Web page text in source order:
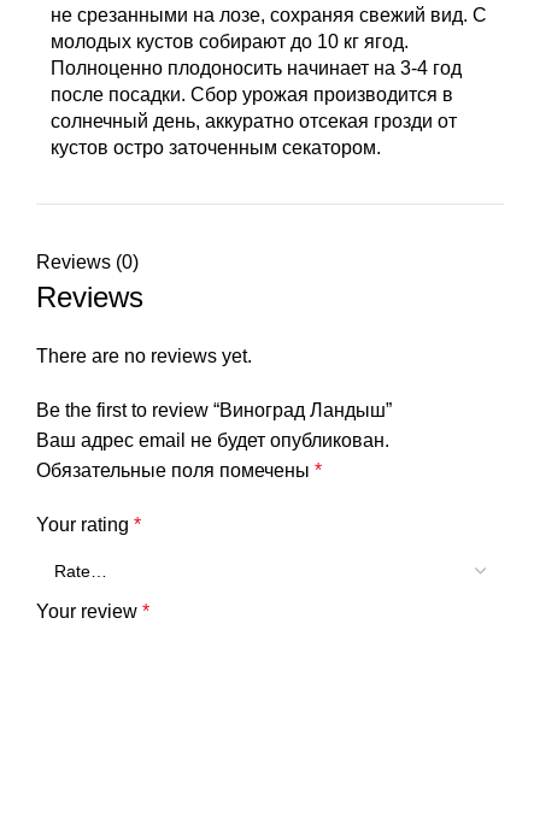
не срезанными на лозе, сохраняя свежий вид. С
молодых кустов собирают до 10 кг ягод.
Полноценно плодоносить начинает на 3-4 год
после посадки. Сбор урожая производится в
солнечный день, аккуратно отсекая грозди от
кустов остро заточенным секатором.
Reviews (0)
Reviews
There are no reviews yet.
Be the first to review “Виноград Ландыш”
Ваш адрес email не будет опубликован.
Обязательные поля помечены *
Your rating *
Your review *